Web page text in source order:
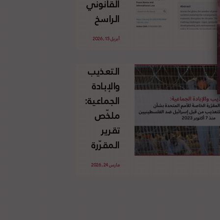
الإسرائيلي
غير
القانوني
الفلسطينية
القانوني
الراسخ
للاجئين
وحقهم
في العودة
بموجب
القانون
الدولي
أبريل 15, 2026
التعذيب
والإبادة
الجماعية:
ملخّص
تقرير
المقرّرة
الخاصة
مارس 24, 2026